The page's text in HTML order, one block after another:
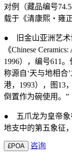
对例（藏品编号
载于《清康熙・雍
● 旧金山亚洲艺术
《Chinese
1996），编号611。
称源自‘天与地相合’
港， 1993），图 13
倒置作为碗使用。 ”
● 五爪龙为皇帝象
地支中的第五象征
£POA 咨询